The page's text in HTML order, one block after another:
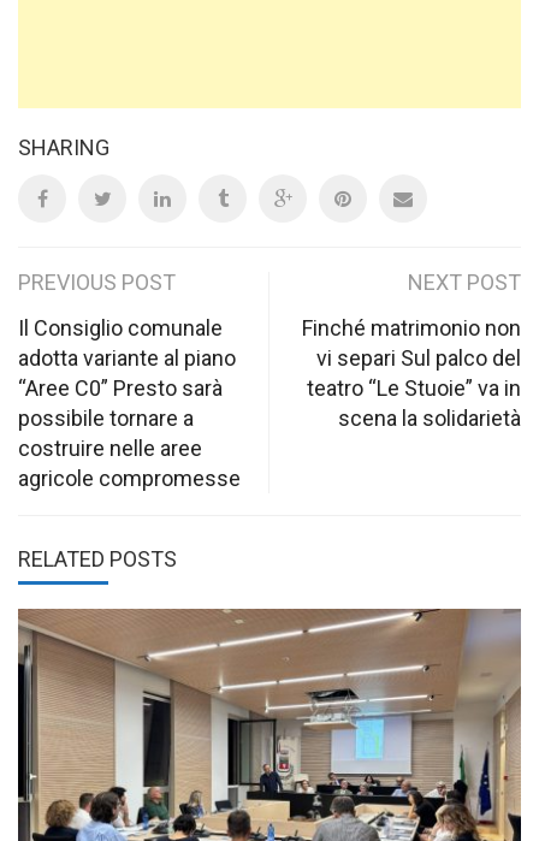
SHARING
Post
navigation
PREVIOUS POST
Il Consiglio comunale
adotta variante al piano
“Aree C0” Presto sarà
possibile tornare a
costruire nelle aree
agricole compromesse
NEXT POST
Finché matrimonio non
vi separi Sul palco del
teatro “Le Stuoie” va in
scena la solidarietà
RELATED POSTS